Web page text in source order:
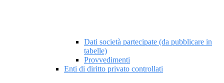
Dati società partecipate (da pubblicare in
tabelle)
Provvedimenti
Enti di diritto privato controllati